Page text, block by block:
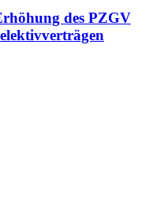
des PZGV